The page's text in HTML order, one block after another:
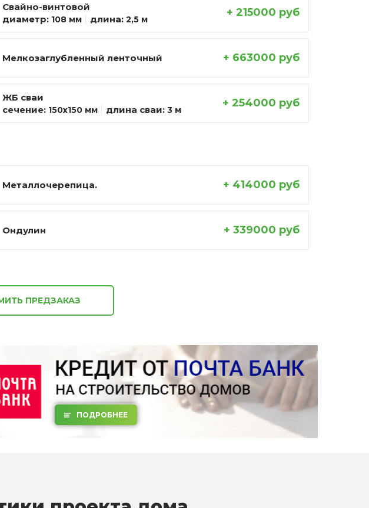
Свайно-винтовой
диаметр: 108 мм длина: 2,5 м
+ 215000 руб
Мелкозаглубленный ленточный + 663000 руб
ЖБ сваи
сечение: 150х150 мм длина сваи: 3 м
+ 254000 руб
Металлочерепица. + 414000 руб
Ондулин + 339000 руб
ПРЕДЗАКАЗ
ПОДРОБНЕЕ